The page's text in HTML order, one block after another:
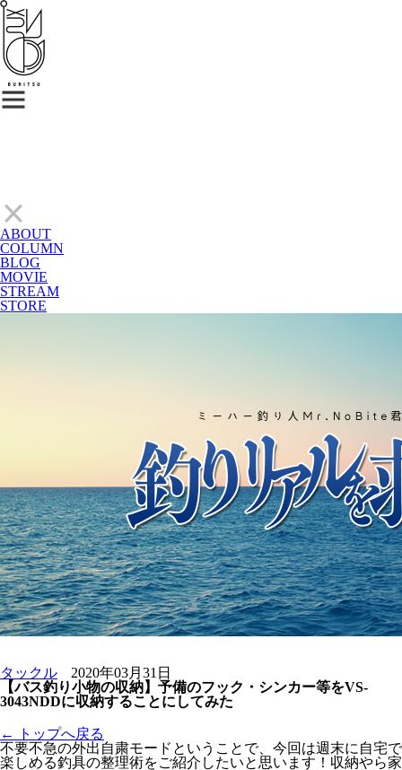
ABOUT
COLUMN
BLOG
MOVIE
STREAM
STORE
タックル
2020年03月31日
【バス釣り小物の収納】予備のフック・シンカー等をVS-
3043NDDに収納することにしてみた
← トップへ戻る
不要不急の外出自粛モードということで、今回は週末に自宅で
楽しめる釣具の整理術をご紹介したいと思います！収納やら家